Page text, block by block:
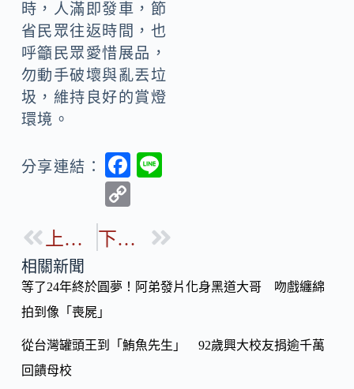
時，人滿即發車，節
省民眾往返時間，也
呼籲民眾愛惜展品，
勿動手破壞與亂丟垃
圾，維持良好的賞燈
環境。
分享連結：
F
b
o
p
Li
k
上一篇 下一篇
相關新聞
等了24年終於圓夢！阿弟發片化身黑道大哥 吻戲纏綿
拍到像「喪屍」
從台灣罐頭王到「鮪魚先生」 92歲興大校友捐逾千萬
回饋母校